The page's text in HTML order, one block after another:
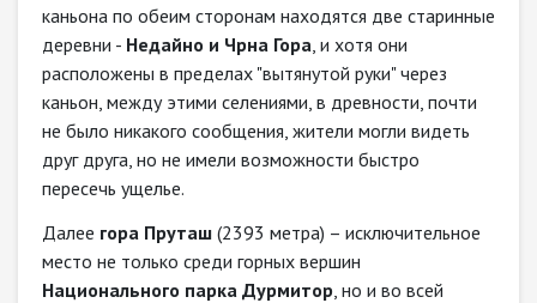
каньона по обеим сторонам находятся две старинные
деревни - Недайно и Чрна Гора , и хотя они
расположены в пределах "вытянутой руки" через
каньон, между этими селениями, в древности, почти
не было никакого сообщения, жители могли видеть
друг друга, но не имели возможности быстро
пересечь ущелье.
Далее гора Пруташ (2393 метра) – исключительное
место не только среди горных вершин
Национального парка Дурмитор , но и во всей